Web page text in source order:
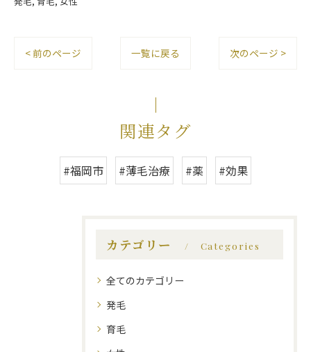
< 前のページ 一覧に戻る 次のページ >
関連タグ
#福岡市 #薄毛治療 #薬 #効果
カテゴリー Categories
全てのカテゴリー
発毛
育毛